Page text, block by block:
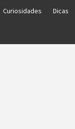
Curiosidades Dicas